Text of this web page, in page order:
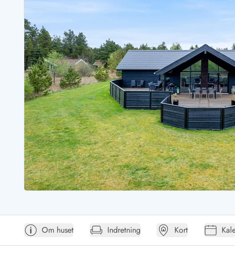
Sommerhuse med fredagsskift
Sommerhuse med plads til fangsten
Sommerhuse i BjerregårdSommerhuse i BlåvandSommerhuse i Hvide
Sommerhuse i Årgab
Sommerhuse i Arrild
Sommerhuse i Bjerregård
Sommerhuse i Blåvand
Sommerhuse i Bork Havn
Sommerhuse i Fjand
Sommerhuse på Fanø
Sommerhuse i Grærup Strand
Sommerhuse i Haurvig
Sommerhuse i
Sommerhuse i
Sommerhuse i
Sommerhuse i
Sommerhus på
Sommerhuse
Sommerhuse i
Sommerhuse i
Sommerhuse i
Esmark RejsecurityEsmark KidsVIPEsmark VIP partnerfordeleFordele
Sommerhus ABC
Om huset Indretning Kort